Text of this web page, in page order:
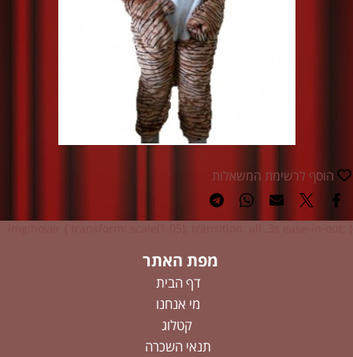
הוסף לרשימת המשאלות
מפת האתר
דף הבית
מי אנחנו
קטלוג
תנאי השכרה